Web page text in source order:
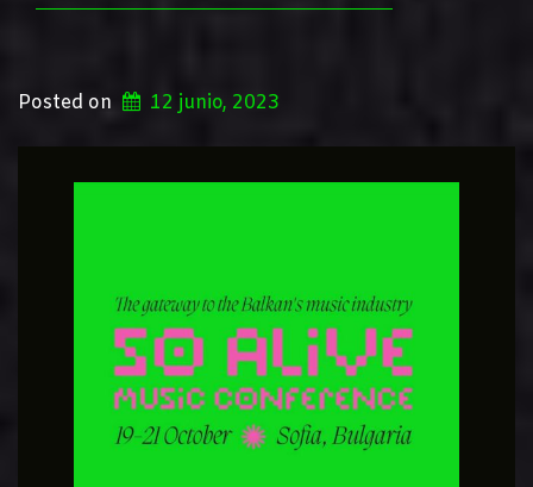
Posted on 12 junio, 2023